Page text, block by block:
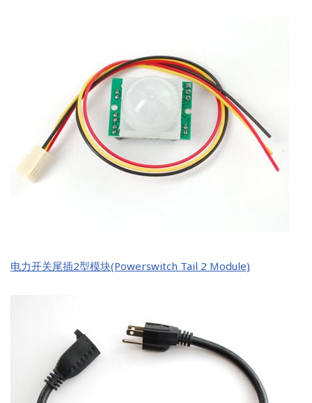
电力开关尾插2型模块(Powerswitch Tail 2 Module)